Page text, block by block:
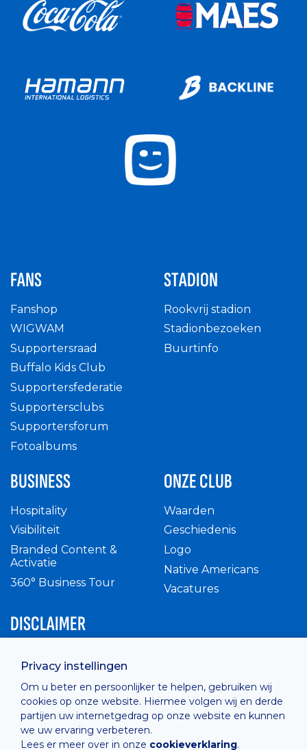
Privacy instellingen
Om u beter en persoonlijker te helpen, gebruiken wij
cookies op onze website. Hiermee volgen wij en derde
partijen uw internetgedrag op onze website en kunnen
we uw ervaring verbeteren.
Lees er meer over in onze cookieverklaring.
FANS
Fanshop
WIGWAM
Supportersraad
Buffalo Kids Club
Supportersfederatie
Supportersclubs
Supportersforum
Fotoalbums
STADION
Rookvrij stadion
Stadionbezoeken
Buurtinfo
BUSINESS
Hospitality
Visibiliteit
Branded Content &
Activatie
360° Business Tour
ONZE CLUB
Waarden
Geschiedenis
Logo
Native Americans
Vacatures
DISCLAIMER
Privacy Policy
Cashless
verkoopsvoorwaarden
Cookie Policy